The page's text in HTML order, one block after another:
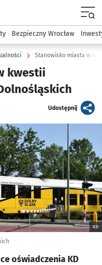
Dla mieszkańca
Bezpieczny Wrocław
Stanowisko miasta w
kwestii
Udostępnijartykuł
KD
oświadczenia KD